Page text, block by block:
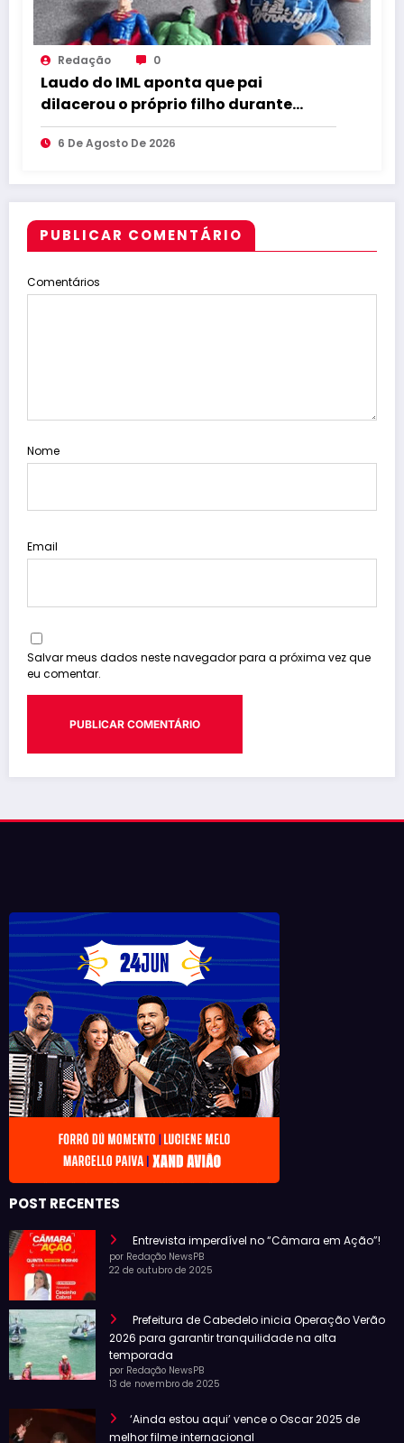
Redação 0
Laudo do IML aponta que pai
dilacerou o próprio filho durante
abuso
6 De Agosto De 2026
PUBLICAR COMENTÁRIO
Comentários
Nome
Email
Salvar meus dados neste navegador para a próxima vez que
eu comentar.
POST RECENTES
Entrevista imperdível no “Câmara em Ação”!
por Redação NewsPB
22 de outubro de 2025
Prefeitura de Cabedelo inicia Operação Verão
2026 para garantir tranquilidade na alta
temporada
por Redação NewsPB
13 de novembro de 2025
‘Ainda estou aqui’ vence o Oscar 2025 de
melhor filme internacional